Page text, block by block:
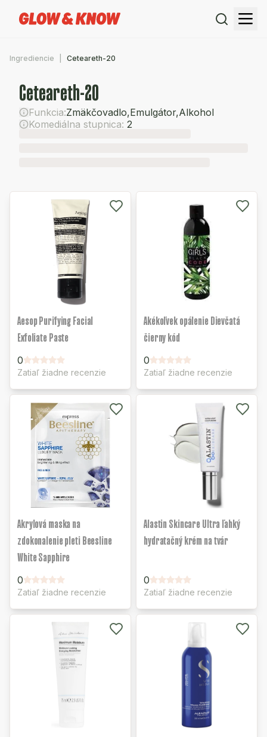
Ingrediencie Ceteareth-20
Ceteareth-20
Funkcia:Zmäkčovadlo,Emulgátor,Alkohol
Komediálna stupnica: 2
Aesop Purifying Facial
Exfoliate Paste
0
Zatiaľ žiadne recenzie
Akékoľvek opálenie Dievčatá
čierny kód
0
Zatiaľ žiadne recenzie
Akrylová maska na
zdokonalenie pleti Beesline
White Sapphire
0
Zatiaľ žiadne recenzie
Alastin Skincare Ultra ľahký
hydratačný krém na tvár
0
Zatiaľ žiadne recenzie